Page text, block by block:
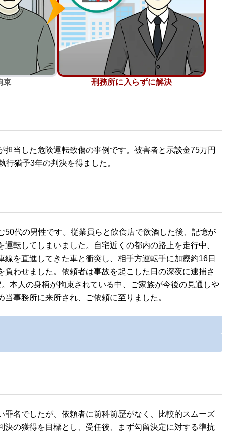
束 刑務所に入らずに解決
担当した危険運転致傷の事例です。被害者と示談金75万円
行猶予3年の判決を得ました。
50代の男性です。従業員らと飲食店で飲酒した後、記憶が
転してしまいました。自宅近くの都内の路上を走行中、
線を直進してきた車と衝突し、相手方運転手に加療約16日
負わせました。依頼者は事故を起こした日の深夜に逮捕さ
本人の身柄が拘束されている中、ご家族が今後の見通しや
事務所に来所され、ご依頼に至りました。
罪名でしたが、依頼者に前科前歴がなく、比較的スムーズ
決の獲得を目標とし、受任後、まず勾留決定に対する準抗